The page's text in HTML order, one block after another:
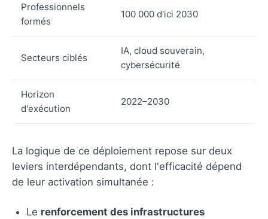
Professionnels
formés
100 000 d'ici 2030
Secteurs ciblés
IA, cloud souverain,
cybersécurité
Horizon
d'exécution
2022–2030
La logique de ce déploiement repose sur deux
leviers interdépendants, dont l'efficacité dépend
de leur activation simultanée :
Le renforcement des infrastructures